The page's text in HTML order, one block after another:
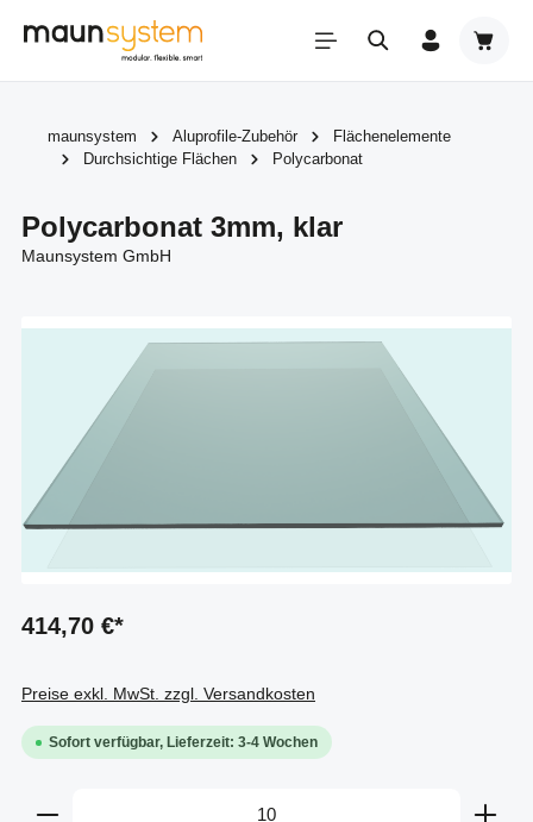
Zum Hauptinhalt springen
maunsystem Aluprofile-Zubehör
Flächenelemente
Durchsichtige Flächen
Polycarbonat
Polycarbonat 3mm, klar
Maunsystem GmbH
414,70 €*
Preise exkl. MwSt. zzgl. Versandkosten
Sofort verfügbar, Lieferzeit: 3-4 Wochen
Produkt Anzahl: Gib den gewünschten Wert ein